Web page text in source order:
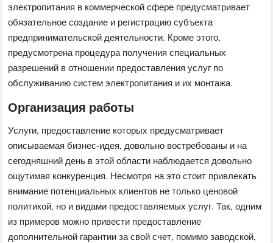
электропитания в коммерческой сфере предусматривает
обязательное создание и регистрацию субъекта
предпринимательской деятельности. Кроме этого,
предусмотрена процедура получения специальных
разрешений в отношении предоставления услуг по
обслуживанию систем электропитания и их монтажа.
Организация работы
Услуги, предоставление которых предусматривает
описываемая бизнес-идея, довольно востребованы и на
сегодняшний день в этой области наблюдается довольно
ощутимая конкуренция. Несмотря на это стоит привлекать
внимание потенциальных клиентов не только ценовой
политикой, но и видами предоставляемых услуг. Так, одним
из примеров можно привести предоставление
дополнительной гарантии за свой счет, помимо заводской,